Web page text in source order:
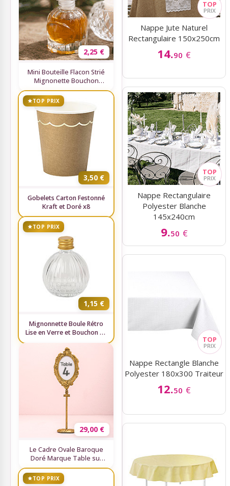
Rubans Tulle Organdi
Scrapbooking, Loisirs Créatifs
2,25 €
Mini Bouteille Flacon Strié
Mignonette Bouchon
Verre
TOP PRIX
3,50 €
Gobelets Carton Festonné
Kraft et Doré x8
TOP PRIX
1,15 €
Mignonnette Boule Rétro
Lise en Verre et Bouchon Or
29,00 €
Le Cadre Ovale Baroque
Doré Marque Table sur
Pied
TOP PRIX
Nappe Jute Naturel
Rectangulaire 150x250cm
14.90 €
Nappe Rectangulaire
Polyester Blanche
145x240cm
9.50 €
Nappe Rectangle Blanche
Polyester 180x300 Traiteur
12.50 €